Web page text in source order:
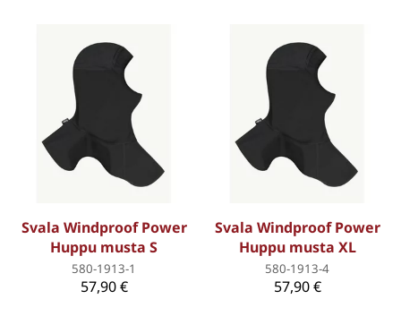
Svala Windproof Power
Huppu musta S
580-1913-1
57,90 €
Svala Windproof Power
Huppu musta XL
580-1913-4
57,90 €